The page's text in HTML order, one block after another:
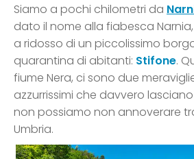
Siamo a pochi chilometri da
dato il nome alla fiabesca
a ridosso di un piccolissimo
quarantina di abitanti: Stifone.
fiume Nera, ci sono due
azzurrissimi che davvero
non possiamo non annoverare
Umbria.